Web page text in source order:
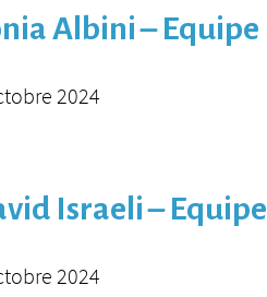
Albini – Equipe
2024
Israeli – Equipe
2024